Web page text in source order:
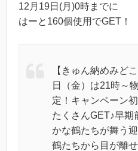
12月19日(月)0時までに
はーと160個使用でGET！
【きゅん納めみど
日（金）は21時～
定！キャンペーン
たくさんGET♪早期
かな鶴たちが舞う
鶴たちから目が離